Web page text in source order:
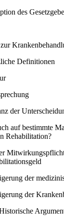
des
Definitionen
der
auf bestimmte
Rehabilitation?
der
der